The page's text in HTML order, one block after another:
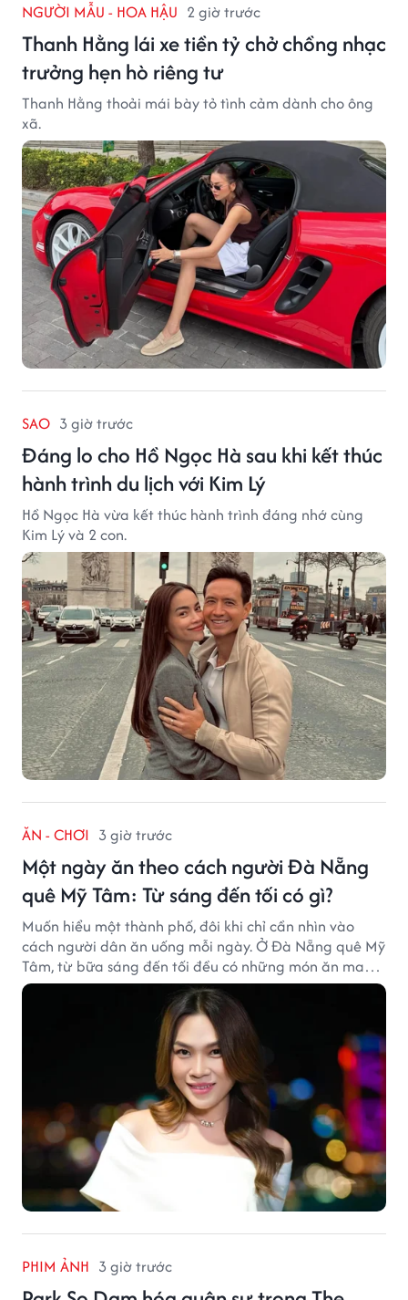
NGƯỜI MẪU - HOA HẬU 2 giờ trước
Thanh Hằng lái xe tiền tỷ chở chồng nhạc
trưởng hẹn hò riêng tư
Thanh Hằng thoải mái bày tỏ tình cảm dành cho ông
xã.
SAO 3 giờ trước
Đáng lo cho Hồ Ngọc Hà sau khi kết thúc
hành trình du lịch với Kim Lý
Hồ Ngọc Hà vừa kết thúc hành trình đáng nhớ cùng
Kim Lý và 2 con.
ĂN - CHƠI 3 giờ trước
Một ngày ăn theo cách người Đà Nẵng
quê Mỹ Tâm: Từ sáng đến tối có gì?
Muốn hiểu một thành phố, đôi khi chỉ cần nhìn vào
cách người dân ăn uống mỗi ngày. Ở Đà Nẵng quê Mỹ
Tâm, từ bữa sáng đến tối đều có những món ăn mang
đậm dấu ấn miền Trung.
PHIM ẢNH 3 giờ trước